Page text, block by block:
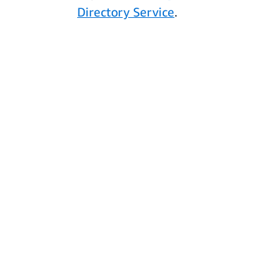
Directory Service.